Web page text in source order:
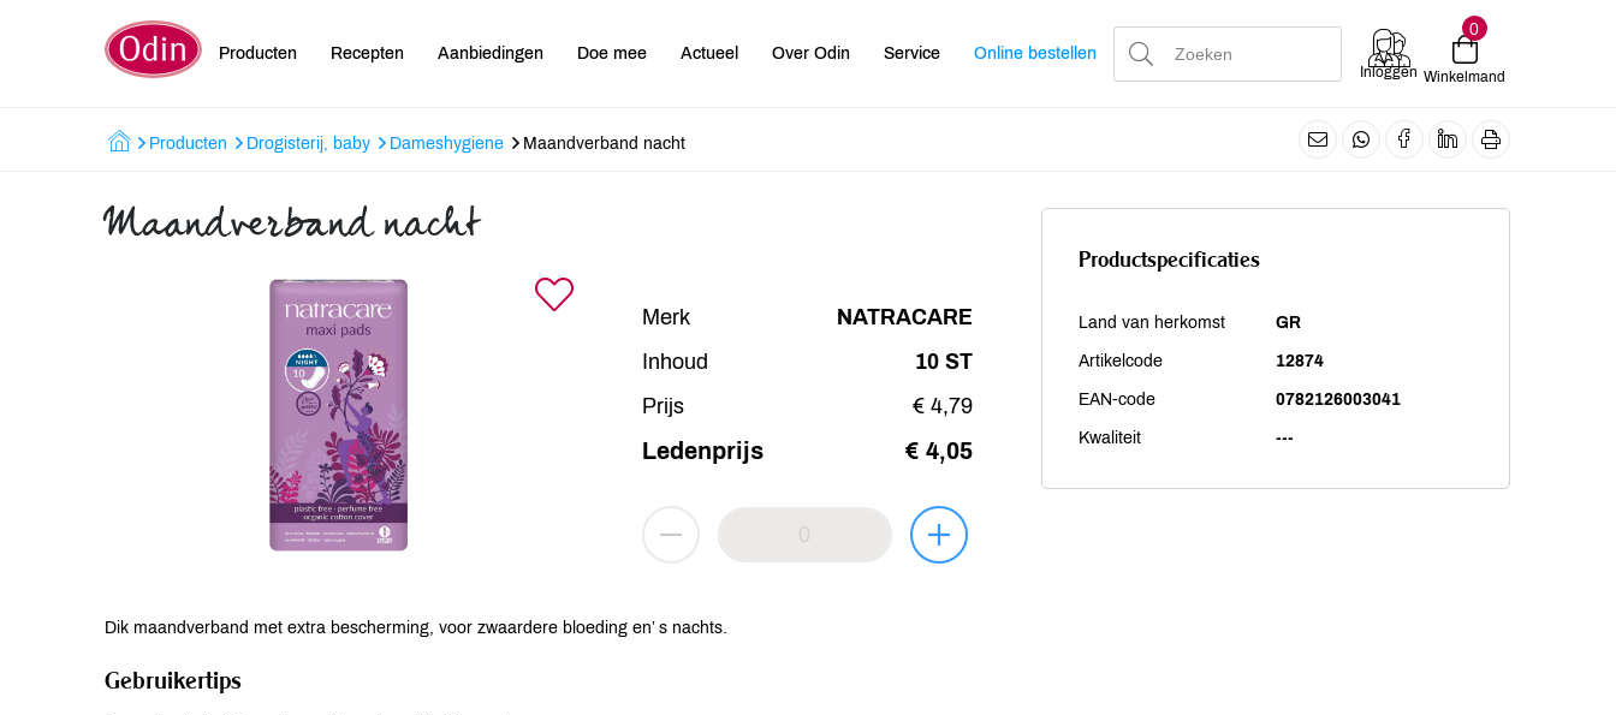
Producten Recepten Aanbiedingen Doe mee Actueel Over Odin Service Online bestellen
Inloggen
0
Winkelmand
Producten Drogisterij, baby Dameshygiene Maandverband nacht
Maandverband nacht
Merk
NATRACARE
Inhoud
10 ST
Prijs
€ 4,79
Ledenprijs € 4,05
Dik maandverband met extra bescherming, voor zwaardere bloeding en’ s nachts.
Gebruikertips
Productspecificaties
Land van herkomst GR
Artikelcode 12874
EAN-code 0782126003041
Kwaliteit ---